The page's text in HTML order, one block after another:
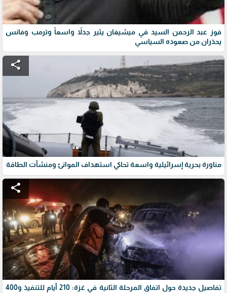
فوز عبد الرحمن السيد في ميشيغان يثير جدلاً واسعاً وترمب وفانس
يحذران من صعوده السياسي
share
مناورة بحرية إسرائيلية واسعة تحاكي استهداف الموانئ ومنشآت الطاقة
share
تفاصيل جديدة حول اتفاق المرحلة الثانية في غزة: 210 أيام للتنفيذ و400